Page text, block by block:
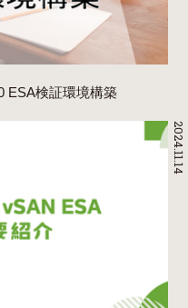
ESA検証環境構築
2024.11.14